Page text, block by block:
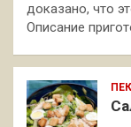
доказано, что
Описание